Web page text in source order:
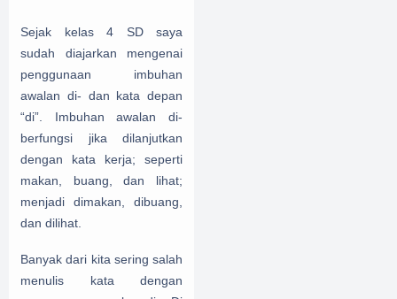
Sejak kelas 4 SD saya
sudah diajarkan mengenai
penggunaan imbuhan
awalan di- dan kata depan
“di”. Imbuhan awalan di-
berfungsi jika dilanjutkan
dengan kata kerja; seperti
makan, buang, dan lihat;
menjadi dimakan, dibuang,
dan dilihat.
Banyak dari kita sering salah
menulis kata dengan